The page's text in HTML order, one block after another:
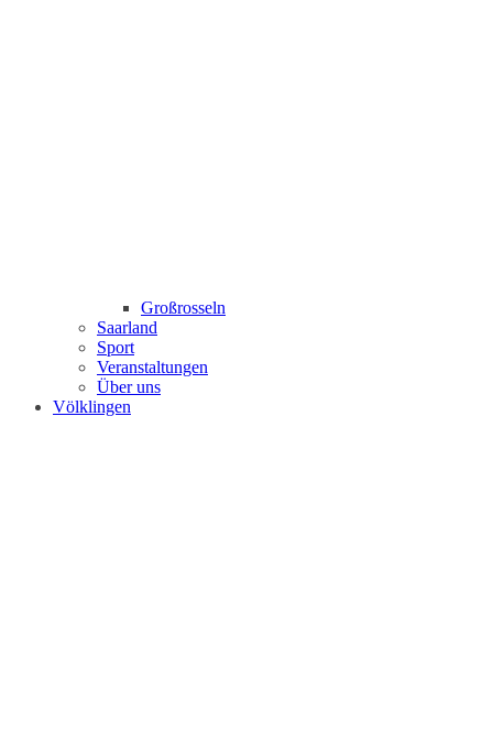
Großrosseln
Saarland
Sport
Veranstaltungen
Über uns
Völklingen